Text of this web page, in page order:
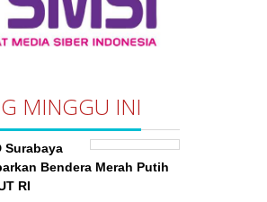
MINGGU INI
Surabaya
Bendera Merah Putih
RI